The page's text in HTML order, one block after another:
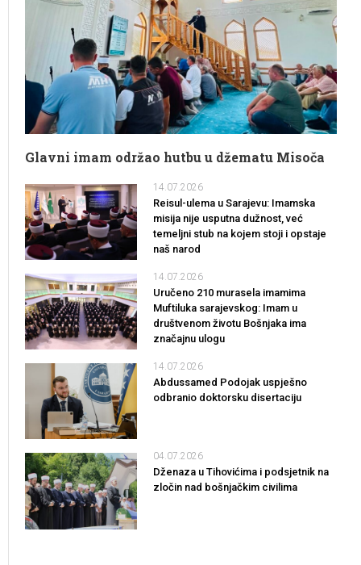
Glavni imam održao hutbu u džematu Misoča
14.07.2026
Reisul-ulema u Sarajevu: Imamska
misija nije usputna dužnost, već
temeljni stub na kojem stoji i opstaje
naš narod
14.07.2026
Uručeno 210 murasela imamima
Muftiluka sarajevskog: Imam u
društvenom životu Bošnjaka ima
značajnu ulogu
14.07.2026
Abdussamed Podojak uspješno
odbranio doktorsku disertaciju
04.07.2026
Dženaza u Tihovićima i podsjetnik na
zločin nad bošnjačkim civilima